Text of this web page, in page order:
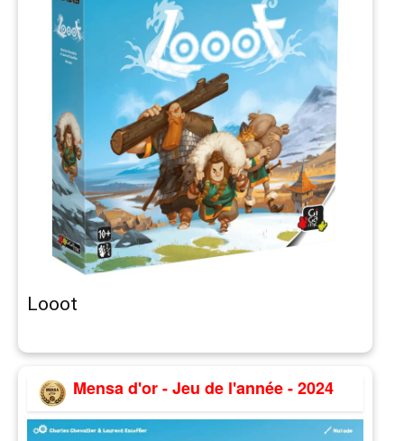
Looot
Mensa d'or - Jeu de l'année - 2024